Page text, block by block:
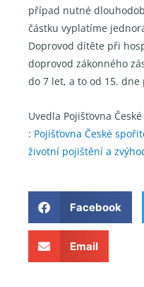
případ nutné
částku vyplatíme
Doprovod dítěte při
doprovod zákonného
do 7 let, a to od 15.
Uvedla Pojišťovna
: Pojišťovna České
životní pojištění a
Facebook
Email